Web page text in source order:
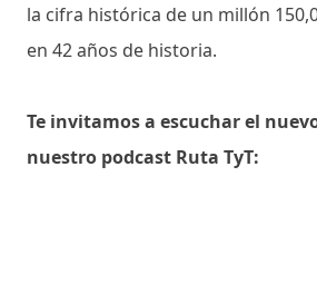
la cifra histórica de un millón
en 42 años de historia.
Te invitamos a escuchar el
nuestro podcast Ruta TyT: